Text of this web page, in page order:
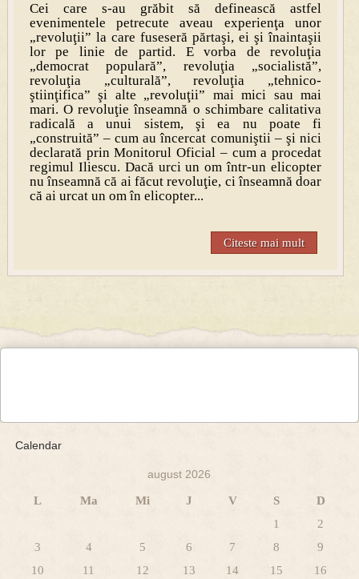
Cei care s-au grăbit să definească astfel
evenimentele petrecute aveau experienţa unor
„revoluţii” la care fuseseră părtaşi, ei şi înaintaşii
lor pe linie de partid. E vorba de revoluţia
„democrat populară”, revoluţia „socialistă”,
revoluţia „culturală”, revoluţia „tehnico-
ştiinţifica” şi alte „revoluţii” mai mici sau mai
mari. O revoluţie înseamnă o schimbare calitativa
radicală a unui sistem, şi ea nu poate fi
„construită” – cum au încercat comuniştii – şi nici
declarată prin Monitorul Oficial – cum a procedat
regimul Iliescu. Dacă urci un om într-un elicopter
nu înseamnă că ai făcut revoluţie, ci înseamnă doar
că ai urcat un om în elicopter...
Citeste mai mult
Calendar
august 2026
L Ma Mi J V S
D
1
2
3
4 5 6 7 8
9
10
11 12 13 14 15
16